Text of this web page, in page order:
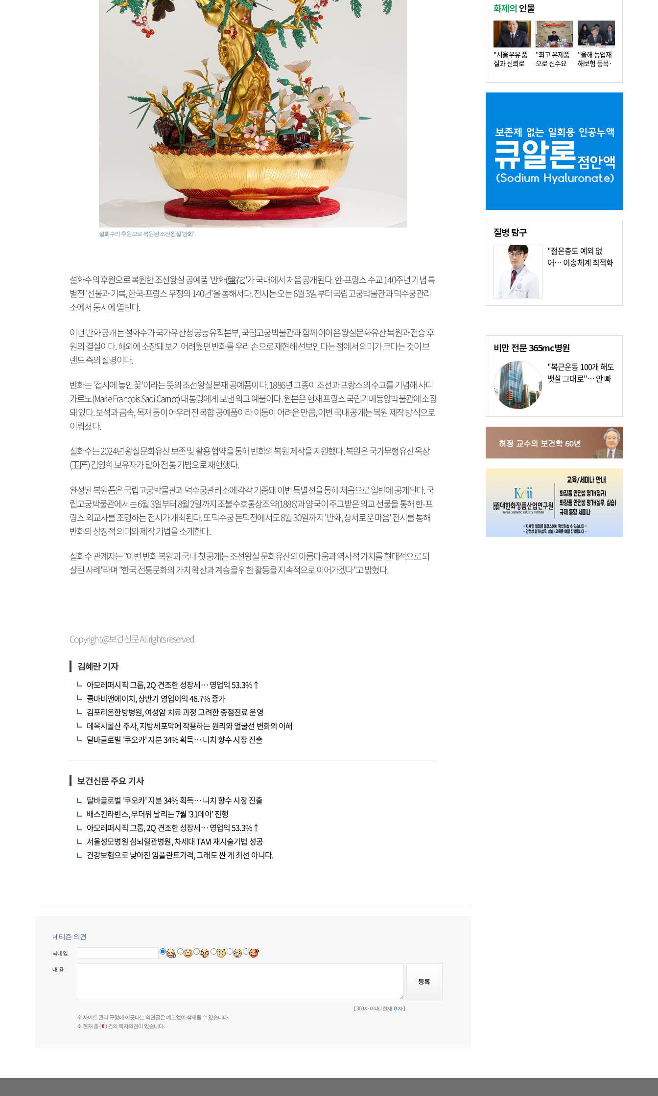
설화수의 후원으로 복원된 조선왕실 '반화'
설화수의 후원으로 복원한 조선왕실 공예품 '반화(盤花)'가 국내에서 처음 공개된다. 한-프랑스 수교 140주년 기념 특
별전 '선물과 기록, 한국-프랑스 우정의 140년'을 통해서다. 전시는 오는 6월 3일부터 국립고궁박물관과 덕수궁관리
소에서 동시에 열린다.
이번 반화 공개는 설화수가 국가유산청 궁능유적본부, 국립고궁박물관과 함께 이어온 왕실문화유산 복원과 전승 후
원의 결실이다. 해외에 소장돼 보기 어려웠던 반화를 우리 손으로 재현해 선보인다는 점에서 의미가 크다는 것이 브
랜드 측의 설명이다.
반화는 '접시에 놓인 꽃'이라는 뜻의 조선왕실 분재 공예품이다. 1886년 고종이 조선과 프랑스의 수교를 기념해 사디
카르노(Marie François Sadi Carnot) 대통령에게 보낸 외교 예물이다. 원본은 현재 프랑스 국립기메동양박물관에 소장
돼 있다. 보석과 금속, 목재 등이 어우러진 복합 공예품이라 이동이 어려운 만큼, 이번 국내 공개는 복원 제작 방식으로
이뤄졌다.
설화수는 2024년 왕실문화유산 보존 및 활용 협약을 통해 반화의 복원 제작을 지원했다. 복원은 국가무형유산 옥장
(玉匠) 김영희 보유자가 맡아 전통 기법으로 재현했다.
완성된 복원품은 국립고궁박물관과 덕수궁관리소에 각각 기증돼 이번 특별전을 통해 처음으로 일반에 공개된다. 국
립고궁박물관에서는 6월 3일부터 8월 2일까지 조불수호통상조약(1886)과 양국이 주고받은 외교 선물을 통해 한-프
랑스 외교사를 조명하는 전시가 개최된다. 또 덕수궁 돈덕전에서도 8월 30일까지 '반화, 상서로운 마음' 전시를 통해
반화의 상징적 의미와 제작 기법을 소개한다.
설화수 관계자는 "이번 반화 복원과 국내 첫 공개는 조선왕실 문화유산의 아름다움과 역사적 가치를 현대적으로 되
살린 사례"라며 "한국 전통문화의 가치 확산과 계승을 위한 활동을 지속적으로 이어가겠다"고 밝혔다.
Copyright @보건신문 All rights reserved.
김혜란 기자
아모레퍼시픽 그룹, 2Q 견조한 성장세… 영업익 53.3%↑
콜마비앤에이치, 상반기 영업이익 46.7% 증가
김포리온한방병원, 여성암 치료 과정 고려한 중점진료 운영
데옥시콜산 주사, 지방세포막에 작용하는 원리와 얼굴선 변화의 이해
달바글로벌 '쿠오카' 지분 34% 획득… 니치 향수 시장 진출
보건신문 주요 기사
달바글로벌 '쿠오카' 지분 34% 획득… 니치 향수 시장 진출
배스킨라빈스, 무더위 날리는 7월 '31데이' 진행
아모레퍼시픽 그룹, 2Q 견조한 성장세… 영업익 53.3%↑
서울성모병원 심뇌혈관병원, 차세대 TAVI 재시술기법 성공
건강보험으로 낮아진 임플란트가격, 그래도 싼 게 최선 아니다.
네티즌 의견
닉네임
내 용
[ 300자 이내 / 현재:0 자 ]
※ 사이트 관리 규정에 어긋나는 의견글은 예고없이 삭제될 수 있습니다.
※ 현재 총 (0) 건의 독자의견이 있습니다.
화제의 인물
"서울우유 품
질과 신뢰로
"최고 유제품
으로 신수요
"올해 농업재
해보험 품목·
질병탐구
"젊은층도 예외 없
어… 이송체계 최적화
비만 전문365mc병원
"복근운동 100개 해도
뱃살 그대로"… 안 빠